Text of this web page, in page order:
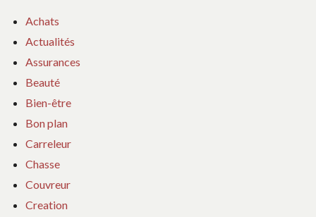
Achats
Actualités
Assurances
Beauté
Bien-être
Bon plan
Carreleur
Chasse
Couvreur
Creation